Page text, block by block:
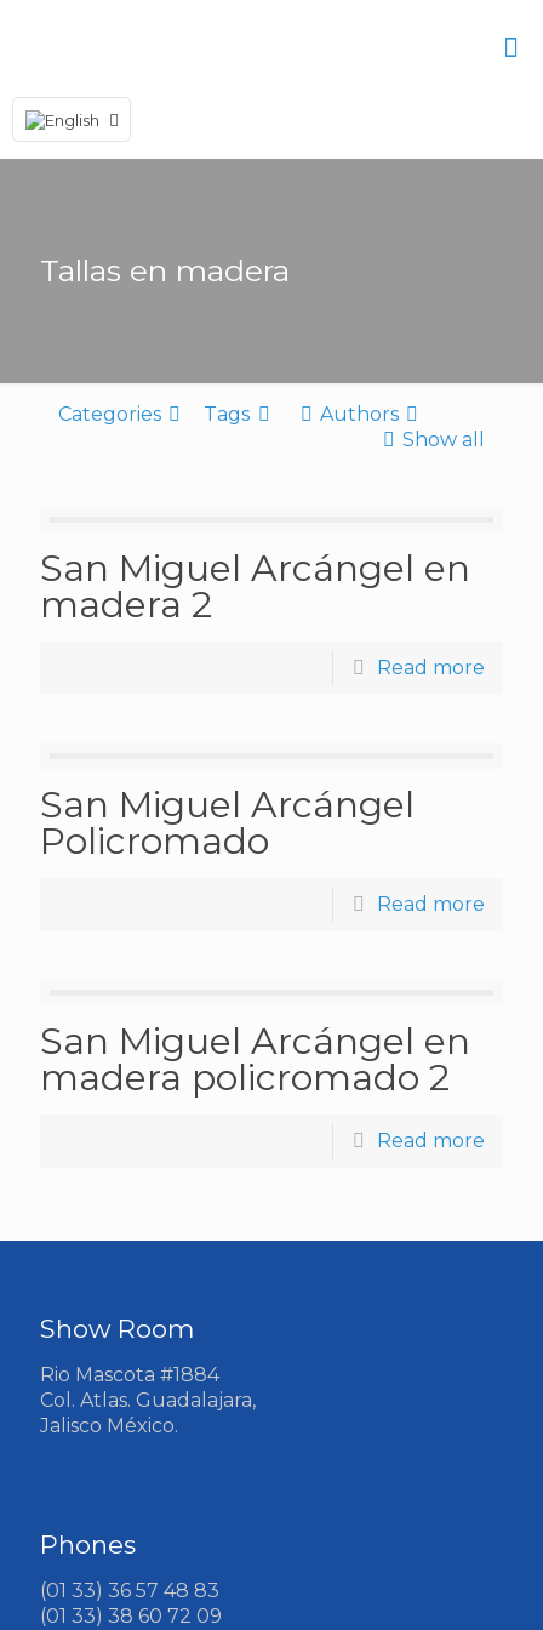
Tallas en madera
Categories Tags
Authors
Show all
San Miguel Arcángel en
madera 2
Read more
San Miguel Arcángel
Policromado
Read more
San Miguel Arcángel en
madera policromado 2
Read more
Show Room
Rio Mascota #1884
Col. Atlas. Guadalajara,
Jalisco México.
Phones
(01 33) 36 57 48 83
(01 33) 38 60 72 09